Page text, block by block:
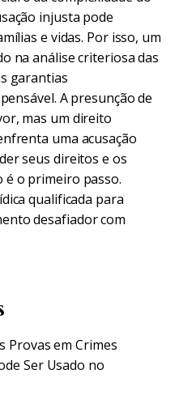
injusta pode
e vidas. Por isso, um
na análise criteriosa das
garantias
A presunção de
mas um direito
uma acusação
seus direitos e os
é o primeiro passo.
qualificada para
desafiador com
Provas em Crimes
Ser Usado no